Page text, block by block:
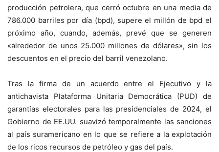
producción petrolera, que cerró octubre en una media de
786.000 barriles por día (bpd), supere el millón de bpd el
próximo año, cuando, además, prevé que se generen
«alrededor de unos 25.000 millones de dólares», sin los
descuentos en el precio del barril venezolano.
Tras la firma de un acuerdo entre el Ejecutivo y la
antichavista Plataforma Unitaria Democrática (PUD) de
garantías electorales para las presidenciales de 2024, el
Gobierno de EE.UU. suavizó temporalmente las sanciones
al país suramericano en lo que se refiere a la explotación
de los ricos recursos de petróleo y gas del país.